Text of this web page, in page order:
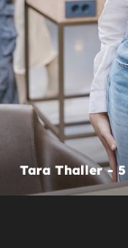
Tara Thaller - 5